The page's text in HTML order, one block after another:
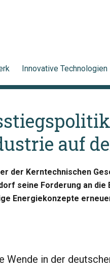
Innovative Technologien
auf
der Kerntechnischen
seine Forderung an
Energiekonzepte
Wende in der